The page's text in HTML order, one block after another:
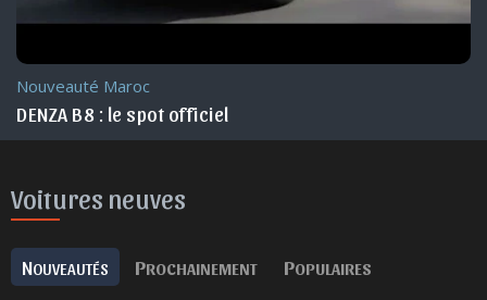
Nouveauté Maroc
DENZA B8 : le spot officiel
Voitures neuves
NOUVEAUTÉS PROCHAINEMENT POPULAIRES